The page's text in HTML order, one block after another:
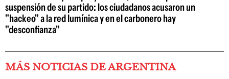
suspensión de su partido: los ciudadanos acusaron un
"hackeo" a la red lumínica y en el carbonero hay
"desconfianza"
MÁS NOTICIAS DE ARGENTINA